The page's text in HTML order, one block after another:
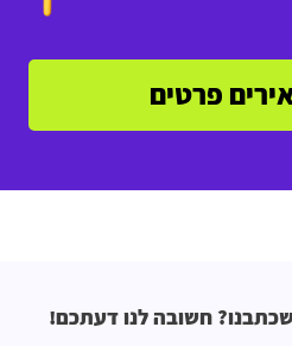
פרטים
חשובה לנו דעתכם!